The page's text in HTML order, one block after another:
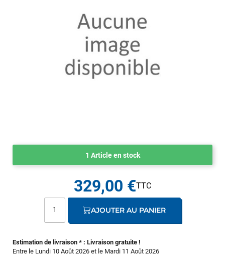
1 Article en stock
Estimation de livraison * : Livraison gratuite !
Entre le Lundi 10 Août 2026 et le Mardi 11 Août 2026
329,00 €
AJOUTER AU PANIER